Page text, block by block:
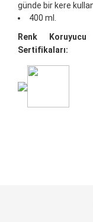
günde bir kere
400 ml.
Renk
Sertifikaları:
Görüş ve